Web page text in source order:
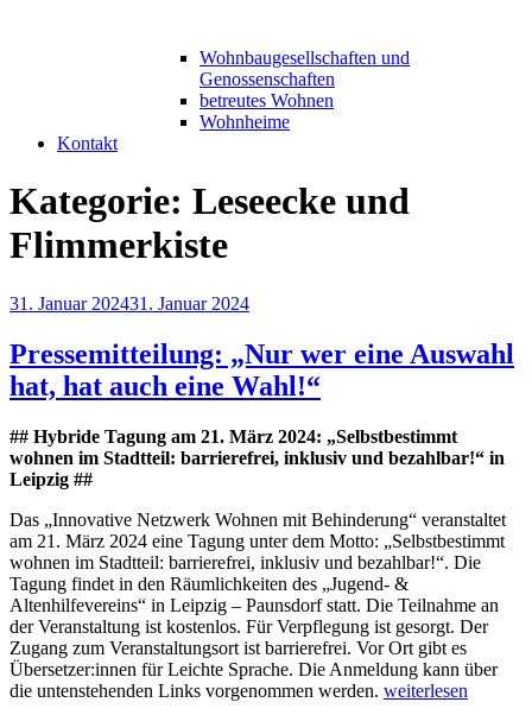
Wohnbaugesellschaften und
Genossenschaften
betreutes Wohnen
Wohnheime
Kontakt
Kategorie: Leseecke und
Flimmerkiste
Veröffentlicht
31. Januar 202431. Januar 2024
Pressemitteilung: „Nur wer eine Auswahl
hat, hat auch eine Wahl!“
## Hybride Tagung am 21. März 2024: „Selbstbestimmt
wohnen im Stadtteil: barrierefrei, inklusiv und bezahlbar!“ in
Leipzig ##
Das „Innovative Netzwerk Wohnen mit Behinderung“ veranstaltet
am 21. März 2024 eine Tagung unter dem Motto: „Selbstbestimmt
wohnen im Stadtteil: barrierefrei, inklusiv und bezahlbar!“. Die
Tagung findet in den Räumlichkeiten des „Jugend- &
Altenhilfevereins“ in Leipzig – Paunsdorf statt. Die Teilnahme an
der Veranstaltung ist kostenlos. Für Verpflegung ist gesorgt. Der
Zugang zum Veranstaltungsort ist barrierefrei. Vor Ort gibt es
Übersetzer:innen für Leichte Sprache. Die Anmeldung kann über
die untenstehenden Links vorgenommen werden. „Pressemitteilung:
weiterlesen